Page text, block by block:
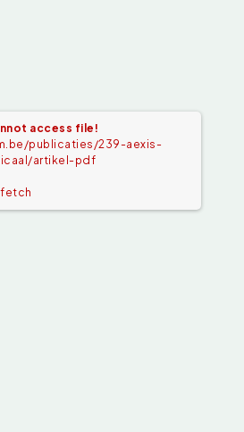
access file!
publicaties/239-aexis-
artikel-pdf